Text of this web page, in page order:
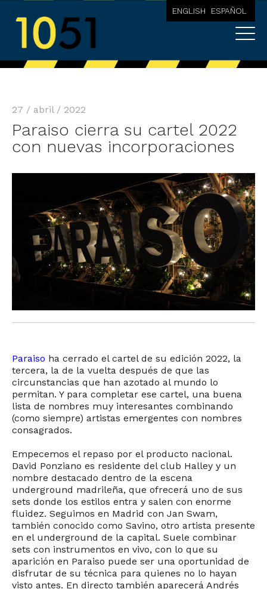
ENGLISH ESPAÑOL
27 / abril / 2022
Paraiso cierra su cartel 2022
con nuevas incorporaciones
Paraiso ha cerrado el cartel de su edición 2022, la
tercera, la de la vuelta después de que las
circunstancias que han azotado al mundo lo
permitan. Y para completar ese cartel, una buena
lista de nombres muy interesantes combinando
(como siempre) artistas emergentes con nombres
consagrados.
Empecemos el repaso por el producto nacional.
David Ponziano es residente del club Halley y un
nombre destacado dentro de la escena
underground madrileña, que ofrecerá uno de sus
sets donde los estilos entra y salen con enorme
fluidez. Seguimos en Madrid con Jan Swam,
también conocido como Savino, otro artista presente
en el underground de la capital. Suele combinar
sets con instrumentos en vivo, con lo que su
aparición en Paraiso puede ser una oportunidad de
disfrutar de su técnica para quienes no lo hayan
visto antes. En directo también aparecerá Andrés